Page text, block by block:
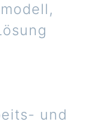
und